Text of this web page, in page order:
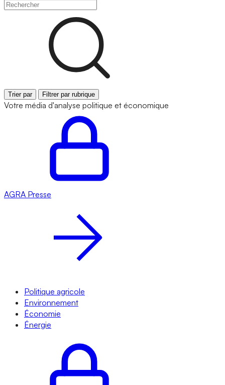
Trier par Filtrer par rubrique
Votre média d'analyse politique et économique
AGRA Presse
Politique agricole
Environnement
Économie
Énergie